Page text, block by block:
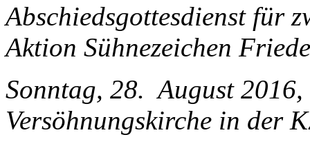
Abschiedsgottesdienst für
Aktion Sühnezeichen
Sonntag, 28. August
Versöhnungskirche in der